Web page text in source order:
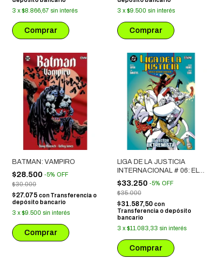
3 x $8.866,67 sin interés
3 x $9.500 sin interés
BATMAN: VAMPIRO
$28.500 -5% OFF
$30.000
$27.075 con Transferencia o
depósito bancario
3 x $9.500 sin interés
LIGA DE LA JUSTICIA
INTERNACIONAL # 06: EL
VECTOR EXTREMISTA
$33.250 -5% OFF
$35.000
$31.587,50 con
Transferencia o depósito
bancario
3 x $11.083,33 sin interés